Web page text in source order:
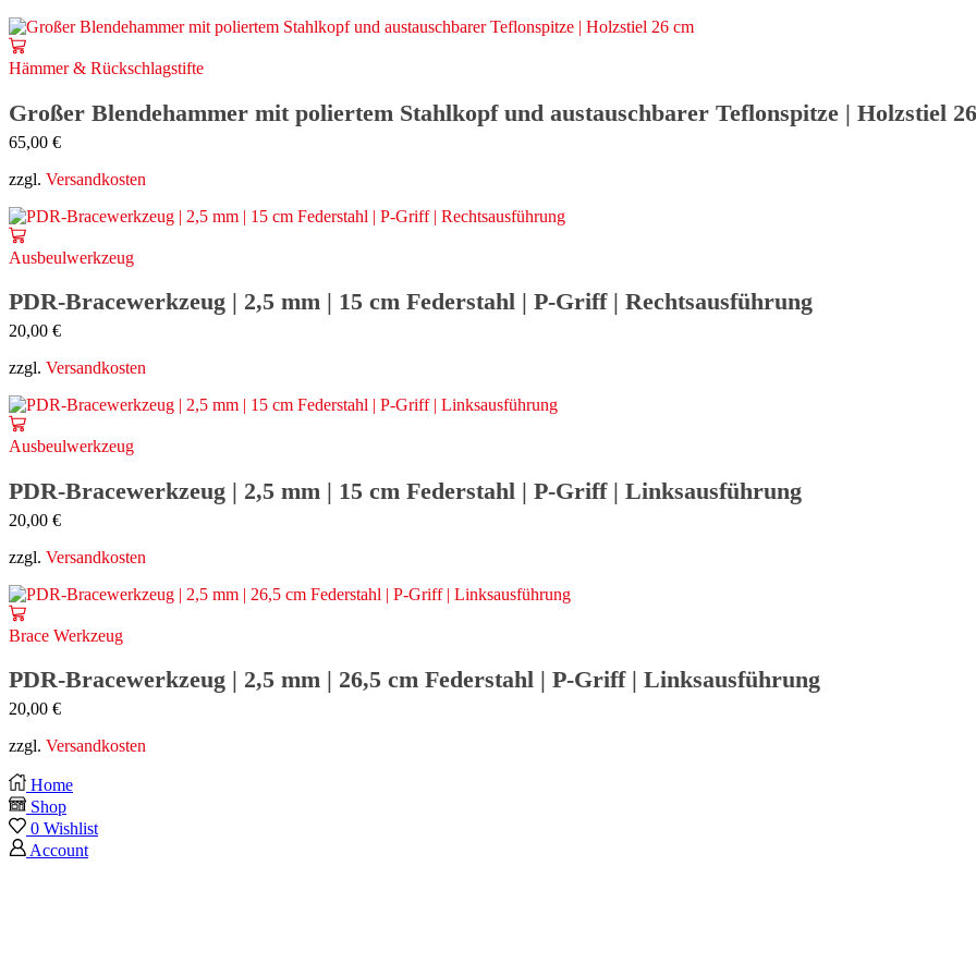
Hämmer & Rückschlagstifte
Großer Blendehammer mit poliertem Stahlkopf und austauschbarer Teflonspitze | Holzstiel
65,00 €
zzgl. Versandkosten
Ausbeulwerkzeug
PDR-Bracewerkzeug | 2,5 mm | 15 cm Federstahl | P-Griff | Rechtsausführung
20,00 €
zzgl. Versandkosten
Ausbeulwerkzeug
PDR-Bracewerkzeug | 2,5 mm | 15 cm Federstahl | P-Griff | Linksausführung
20,00 €
zzgl. Versandkosten
Brace Werkzeug
PDR-Bracewerkzeug | 2,5 mm | 26,5 cm Federstahl | P-Griff | Linksausführung
20,00 €
zzgl. Versandkosten
Home
Shop
0 Wishlist
Account